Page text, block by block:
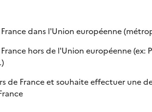
France dans l'Union européenne
France hors de l'Union européenne
de France et souhaite effectuer une